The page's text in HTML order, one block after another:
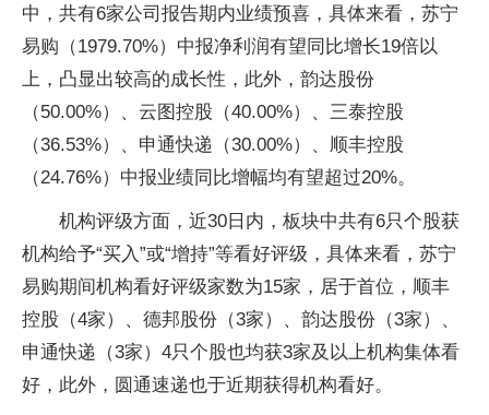
中，共有6家公司报告期内业绩预喜，具体来看，苏宁
易购（1979.70%）中报净利润有望同比增长19倍以
上，凸显出较高的成长性，此外，韵达股份
（50.00%）、云图控股（40.00%）、三泰控股
（36.53%）、申通快递（30.00%）、顺丰控股
（24.76%）中报业绩同比增幅均有望超过20%。
机构评级方面，近30日内，板块中共有6只个股获
机构给予“买入”或“增持”等看好评级，具体来看，苏宁
易购期间机构看好评级家数为15家，居于首位，顺丰
控股（4家）、德邦股份（3家）、韵达股份（3家）、
申通快递（3家）4只个股也均获3家及以上机构集体看
好，此外，圆通速递也于近期获得机构看好。